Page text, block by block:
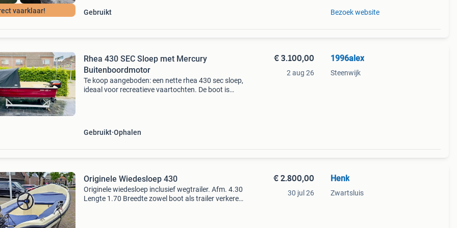
vaarklaar! Gebruikt Bezoek website
Rhea 430 SEC Sloep met Mercury
Buitenboordmotor
Te koop aangeboden: een nette rhea 430 sec sloep,
ideaal voor recreatieve vaartochten. De boot is
Gebruikt Ophalen
€ 3.100,00
2 aug 26
1996alex
Steenwijk
Originele Wiedesloep 430
Originele wiedesloep inclusief wegtrailer. Afm. 4.30
Lengte 1.70 Breedte zowel boot als trailer verkeren
€ 2.800,00
30 jul 26
Henk
Zwartsluis